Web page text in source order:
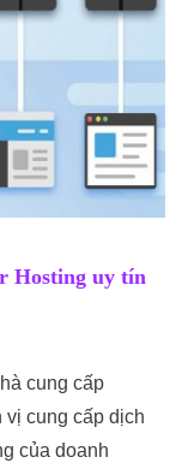
Hosting uy tín
cung cấp
cung cấp dịch
của doanh